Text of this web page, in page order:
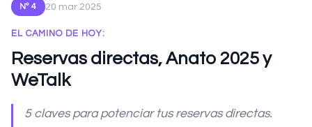
Nº 4 20 mar 2025
EL CAMINO DE HOY:
Reservas directas, Anato 2025 y
WeTalk
5 claves para potenciar tus reservas directas.